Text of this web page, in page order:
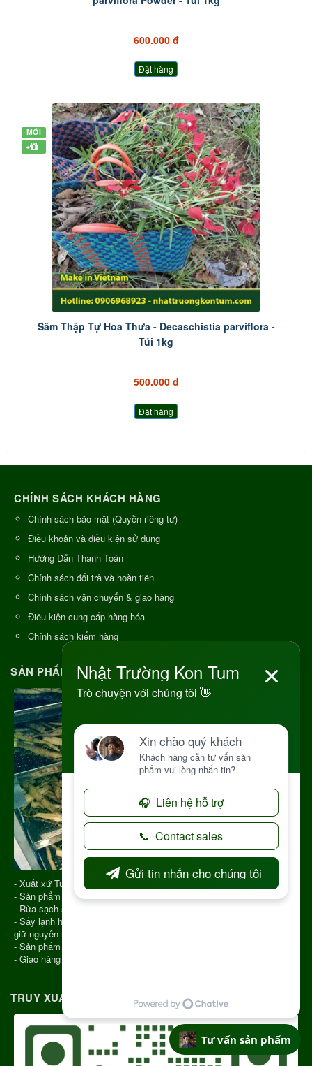
600.000 đ
Đặt hàng
MỚI
+
Sâm Thập Tự Hoa Thưa - Decaschistia parviflora -
Túi 1kg
500.000 đ
Đặt hàng
CHÍNH SÁCH KHÁCH HÀNG
Chính sách bảo mật (Quyền riêng tư)
Điều khoản và điều kiện sử dụng
Hướng Dẫn Thanh Toán
Chính sách đổi trả và hoàn tiền
Chính sách vận chuyển & giao hàng
Điều kiện cung cấp hàng hóa
Chính sách kiểm hàng
SẢN PHẨM CHẤT LƯỢNG - NGUỒN GỐC RÕ RÀNG
- Xuất xứ Tu Mơ Rông Kon Tum
- Sản phẩm được chọn phẩm chất tốt
- Rửa sạch sau đó cho vào Sấy Lạnh
- Sấy lạnh hiện nay là công nghệ hiện đại để sấy khô dược liệu giúp
giữ nguyên màu sắc, hương vị, chất lượng
- Sản phẩm hút chân không
- Giao hàng COD toàn quốc
TRUY XUẤT NGUỒN GỐC RÕ RÀNG
Tư vấn sản phẩm